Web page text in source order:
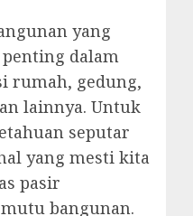
yang
dalam
rumah, gedung,
lainnya. Untuk
seputar
yang mesti kita
pasir
bangunan.